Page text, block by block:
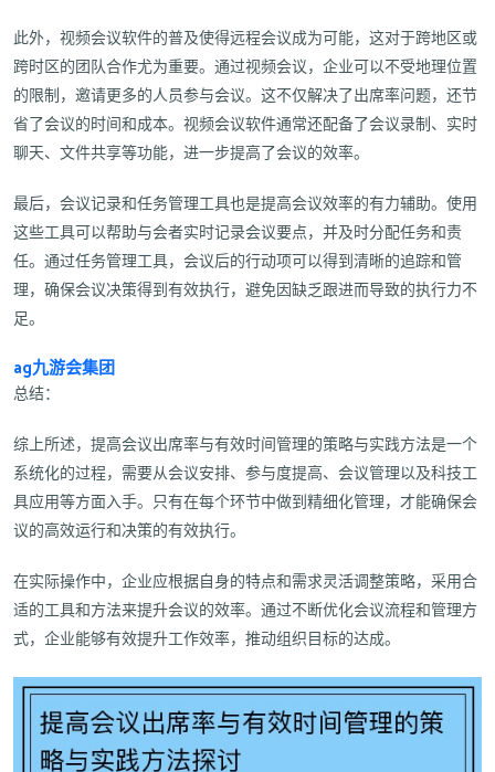
此外，视频会议软件的普及使得远程会议成为可能，这对于跨地区或
跨时区的团队合作尤为重要。通过视频会议，企业可以不受地理位置
的限制，邀请更多的人员参与会议。这不仅解决了出席率问题，还节
省了会议的时间和成本。视频会议软件通常还配备了会议录制、实时
聊天、文件共享等功能，进一步提高了会议的效率。
最后，会议记录和任务管理工具也是提高会议效率的有力辅助。使用
这些工具可以帮助与会者实时记录会议要点，并及时分配任务和责
任。通过任务管理工具，会议后的行动项可以得到清晰的追踪和管
理，确保会议决策得到有效执行，避免因缺乏跟进而导致的执行力不
足。
ag九游会集团
总结：
综上所述，提高会议出席率与有效时间管理的策略与实践方法是一个
系统化的过程，需要从会议安排、参与度提高、会议管理以及科技工
具应用等方面入手。只有在每个环节中做到精细化管理，才能确保会
议的高效运行和决策的有效执行。
在实际操作中，企业应根据自身的特点和需求灵活调整策略，采用合
适的工具和方法来提升会议的效率。通过不断优化会议流程和管理方
式，企业能够有效提升工作效率，推动组织目标的达成。